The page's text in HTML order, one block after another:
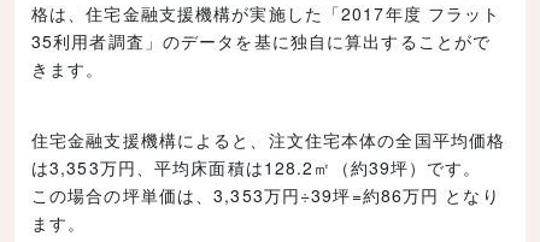
格は、住宅金融支援機構が実施した「2017年度 フラット
35利用者調査」のデータを基に独自に算出することがで
きます。
住宅金融支援機構によると、注文住宅本体の全国平均価格
は3,353万円、平均床面積は128.2㎡（約39坪）です。
この場合の坪単価は、3,353万円÷39坪=約86万円 となり
ます。